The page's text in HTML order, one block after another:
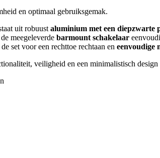
en optimaal gebruiksgemak.
uit robuustaluminium met een diepzwarte
meegeleverde barmount schakelaar
set voor een rechttoe rechtaan en eenvoudige
veiligheid en een minimalistisch